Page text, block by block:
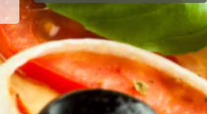
ORDINA 70,00 euro Subito BONUS 5,00 EURO + 3,00 !